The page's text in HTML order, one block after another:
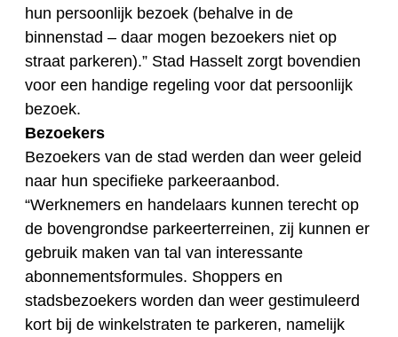
hun persoonlijk bezoek (behalve in de
binnenstad – daar mogen bezoekers niet op
straat parkeren).” Stad Hasselt zorgt bovendien
voor een handige regeling voor dat persoonlijk
bezoek.
Bezoekers
Bezoekers van de stad werden dan weer geleid
naar hun specifieke parkeeraanbod.
“Werknemers en handelaars kunnen terecht op
de bovengrondse parkeerterreinen, zij kunnen er
gebruik maken van tal van interessante
abonnementsformules. Shoppers en
stadsbezoekers worden dan weer gestimuleerd
kort bij de winkelstraten te parkeren, namelijk